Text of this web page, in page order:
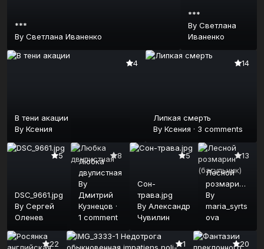
***
By Светлана Иваненко
***
By Светлана
Иваненко
4
В тени акации
By Ксения
14
Липкая смерть
By Ксения · 3 comments
5
DSC_9661.jpg
By Сергей
Оленев
8
Любка
двулистная
By
Дмитрий
Кузнецов ·
1 comment
5
Сон-
трава.jpg
By Александр
Чувилин
13
Лесной
розмарин
(багульник)
By
maria_syrts
ova
22 1 20